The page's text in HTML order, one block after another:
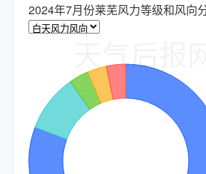
2024年7月份莱芜风力等级和风向